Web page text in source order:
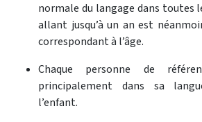
normale du langage dans toutes
allant jusqu’à un an est
correspondant à l’âge.
Chaque personne de
principalement dans sa
l’enfant.